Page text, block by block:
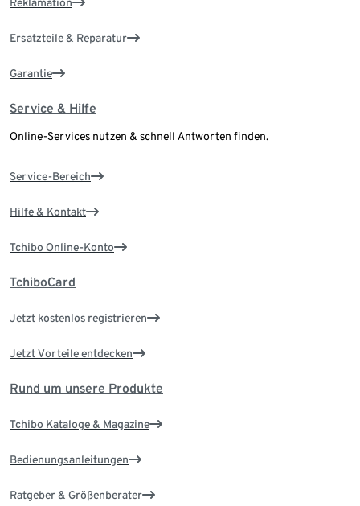
Reklamation
Ersatzteile & Reparatur
Garantie
Service & Hilfe
Online-Services nutzen & schnell Antworten finden.
Service-Bereich
Hilfe & Kontakt
Tchibo Online-Konto
TchiboCard
Jetzt kostenlos registrieren
Jetzt Vorteile entdecken
Rund um unsere Produkte
Tchibo Kataloge & Magazine
Bedienungsanleitungen
Ratgeber & Größenberater